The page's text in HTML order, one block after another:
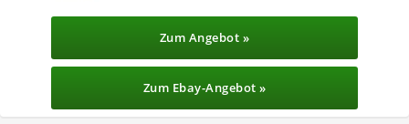
Zum Angebot »
Zum Ebay-Angebot »